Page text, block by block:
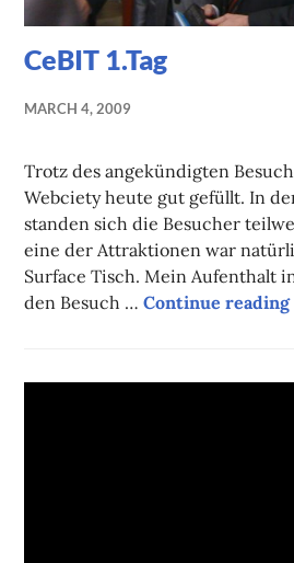
CeBIT 1.Tag
MARCH 4, 2009
Trotz des angekündigten
Webciety heute gut gefüllt. In
standen sich die Besucher
eine der Attraktionen war
Surface Tisch. Mein Aufenthalt
den Besuch …Continue reading